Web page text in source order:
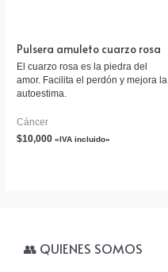
Pulsera amuleto cuarzo rosa
El cuarzo rosa es la piedra del
amor. Facilita el perdón y mejora la
autoestima.
Cáncer
$10,000 «IVA incluido»
👥 QUIENES SOMOS